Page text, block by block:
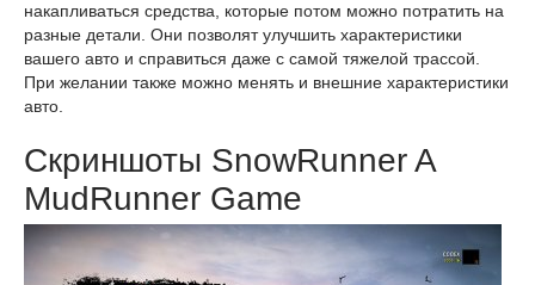
накапливаться средства, которые потом можно потратить на
разные детали. Они позволят улучшить характеристики
вашего авто и справиться даже с самой тяжелой трассой.
При желании также можно менять и внешние характеристики
авто.
Скриншоты SnowRunner A
MudRunner Game